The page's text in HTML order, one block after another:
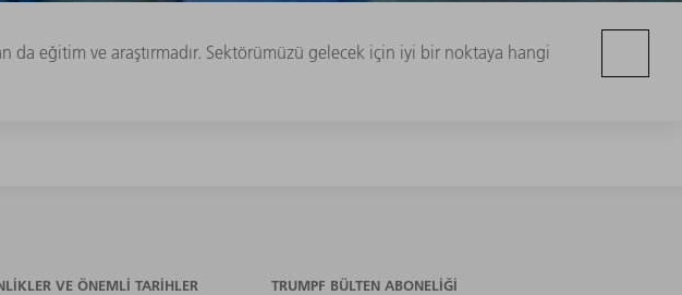
da eğitim ve araştırmadır. Sektörümüzü gelecek için iyi bir noktaya hangi
VE ÖNEMLI TARIHLER TRUMPF BÜLTEN ABONELIĞI